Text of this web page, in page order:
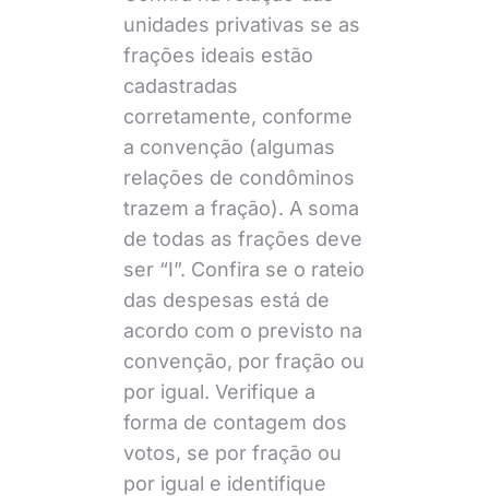
unidades privativas se as
frações ideais estão
cadastradas
corretamente, conforme
a convenção (algumas
relações de condôminos
trazem a fração). A soma
de todas as frações deve
ser “I”. Confira se o rateio
das despesas está de
acordo com o previsto na
convenção, por fração ou
por igual. Verifique a
forma de contagem dos
votos, se por fração ou
por igual e identifique